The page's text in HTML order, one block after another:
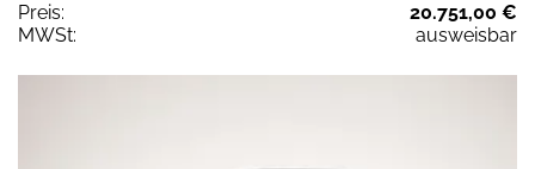
Preis:
20.751,00 €
MWSt:
ausweisbar